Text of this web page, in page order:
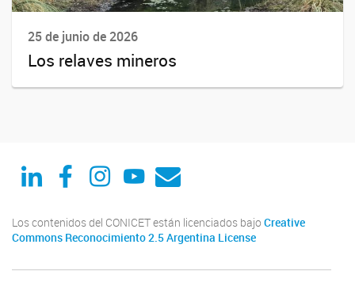
25 de junio de 2026
Los relaves mineros
Linked in Facebook
Instagram
Youtube
Correo
Los contenidos del CONICET están licenciados bajo Creative
Commons Reconocimiento 2.5 Argentina License